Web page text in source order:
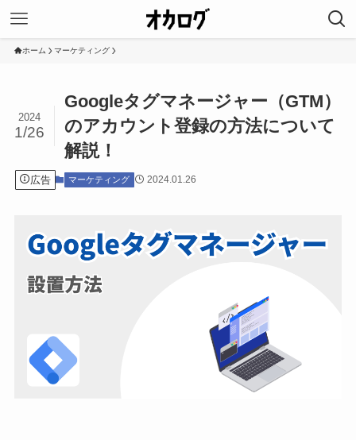
ホーム マーケティング
Googleタグマネージャー（GTM）
のアカウント登録の方法について
解説！
2024
1/26
広告 マーケティング 2024.01.26